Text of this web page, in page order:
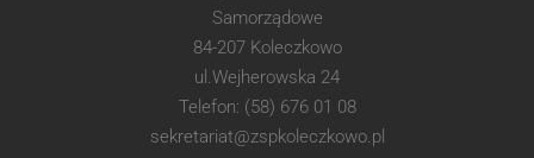
Samorządowe
84-207 Koleczkowo
ul.Wejherowska 24
Telefon: (58) 676 01 08
sekretariat@zspkoleczkowo.pl